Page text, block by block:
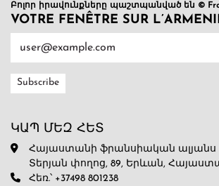
Բոլոր իրավունքները պաշտպանված են ©
VOTRE FENÊTRE SUR
ԿԱՊ ՄԵԶ ՀԵՏ
Հայաստանի ֆրանսիական ալյանս
Տերյան փողոց, 89, Երևան,
Հեռ.՝ +37498 801238